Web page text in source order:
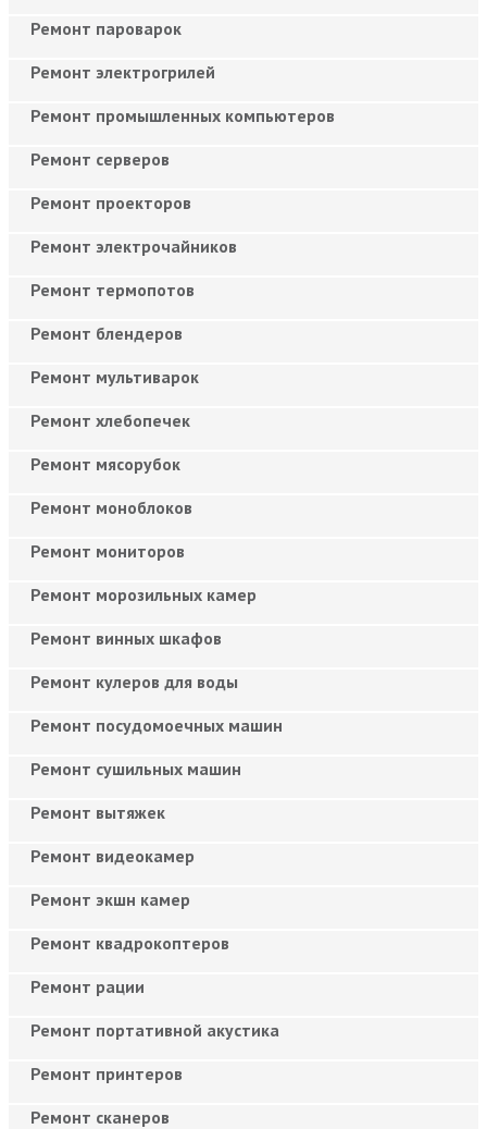
Ремонт пароварок
Ремонт электрогрилей
Ремонт промышленных компьютеров
Ремонт серверов
Ремонт проекторов
Ремонт электрочайников
Ремонт термопотов
Ремонт блендеров
Ремонт мультиварок
Ремонт хлебопечек
Ремонт мясорубок
Ремонт моноблоков
Ремонт мониторов
Ремонт морозильных камер
Ремонт винных шкафов
Ремонт кулеров для воды
Ремонт посудомоечных машин
Ремонт сушильных машин
Ремонт вытяжек
Ремонт видеокамер
Ремонт экшн камер
Ремонт квадрокоптеров
Ремонт рации
Ремонт портативной акустика
Ремонт принтеров
Ремонт сканеров